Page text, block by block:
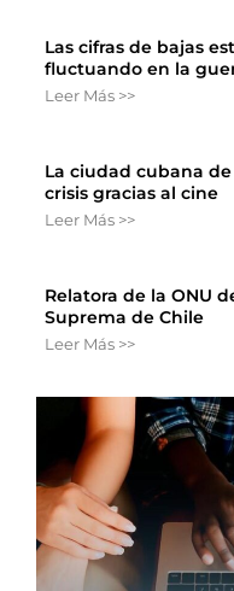
Las cifras de bajas
fluctuando en la
Leer Más >>
La ciudad cubana
crisis gracias al cine
Leer Más >>
Relatora de la ONU
Suprema de Chile
Leer Más >>